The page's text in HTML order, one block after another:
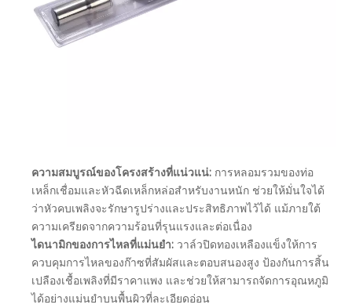
ความสมบูรณ์ของโครงสร้างที่แน่วแน่: การหลอมรวมของท่อ
เหล็กเชื่อมและหัวฉีดเหล็กหล่อสำหรับงานหนัก ช่วยให้มั่นใจได้
ว่าหัวคบเพลิงจะรักษารูปร่างและประสิทธิภาพไว้ได้ แม้ภายใต้
ความเครียดจากความร้อนที่รุนแรงและต่อเนื่อง
ไดนามิกของการไหลที่แม่นยำ: วาล์วปิดทองเหลืองแข็งให้การ
ควบคุมการไหลของก๊าซที่สัมผัสและตอบสนองสูง ป้องกันการสิ้น
เปลืองเชื้อเพลิงที่มีราคาแพง และช่วยให้สามารถจัดการอุณหภูมิ
ได้อย่างแม่นยำบนพื้นผิวที่ละเอียดอ่อน